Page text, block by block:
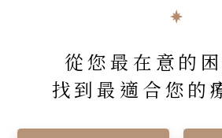
從您最在意的
找到最適合您的